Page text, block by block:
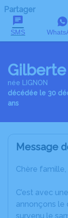
Partager
SMS
Gilberte
née LIGNON
décédée le 30
ans
Message
Chère famille,
C’est avec
annonçons le
survenu le